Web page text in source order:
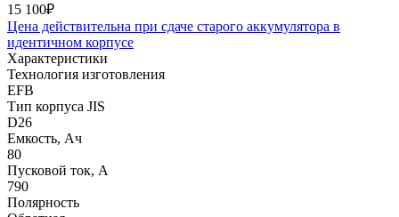
15 100₽
Цена действительна при сдаче старого аккумулятора в
идентичном корпусе
Характеристики
Технология изготовления
EFB
Тип корпуса JIS
D26
Емкость, Ач
80
Пусковой ток, А
790
Полярность